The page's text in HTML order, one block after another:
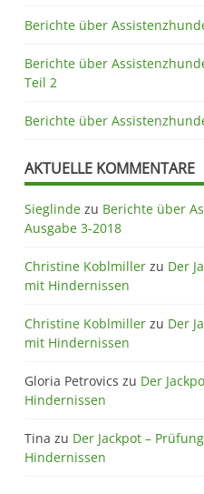
Berichte über
Berichte über
Teil 2
Berichte über
AKTUELLE KOMMENTARE
Sieglinde zu Berichte über
Ausgabe 3-2018
Christine Koblmiller zu Der
mit Hindernissen
Christine Koblmiller zu Der
mit Hindernissen
Gloria Petrovics zu Der
Hindernissen
Tina zu Der Jackpot –
Hindernissen